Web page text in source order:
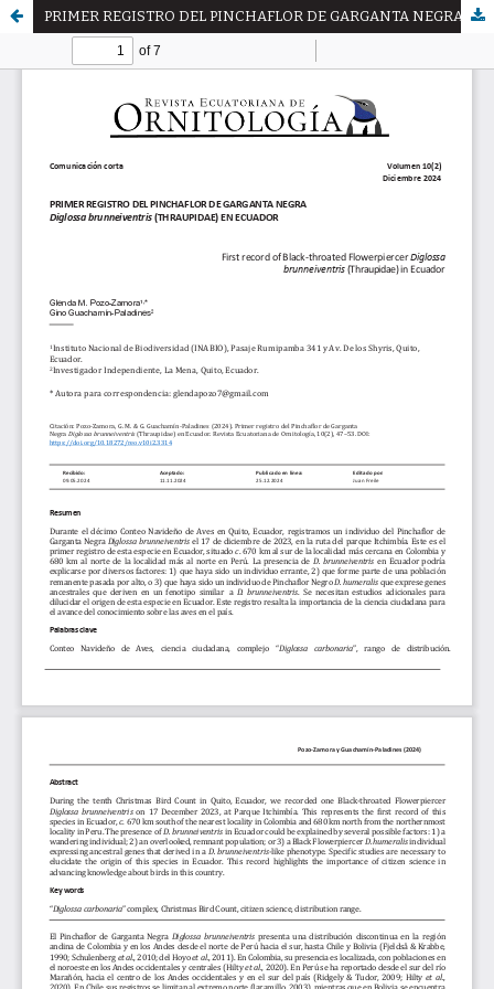
PRIMER REGISTRO DEL PINCHAFLOR DE GARGANTA NEGRA Diglossa brunneiventris (THRAUPIDAE) EN ECUADOR